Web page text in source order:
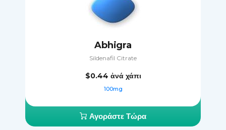
Abhigra
Sildenafil Citrate
$0.44 ἀνά χάπι
100mg
Αγοράστε Τώρα